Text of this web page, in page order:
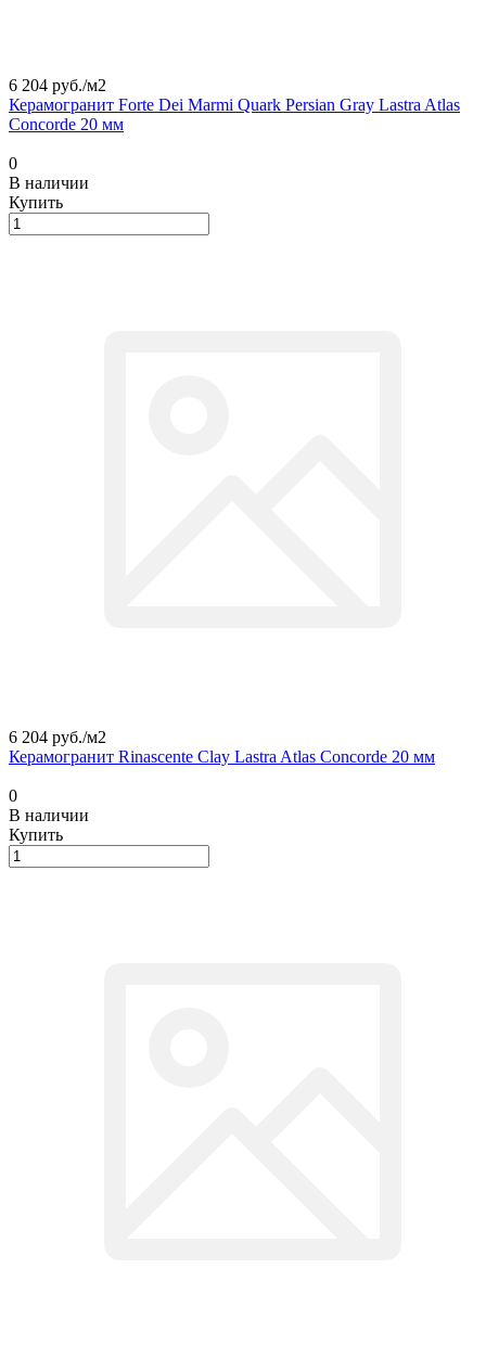
6 204 руб./м2
Керамогранит Forte Dei Marmi Quark Persian Gray Lastra Atlas
Concorde 20 мм
0
В наличии
Купить
6 204 руб./м2
Керамогранит Rinascente Clay Lastra Atlas Concorde 20 мм
0
В наличии
Купить